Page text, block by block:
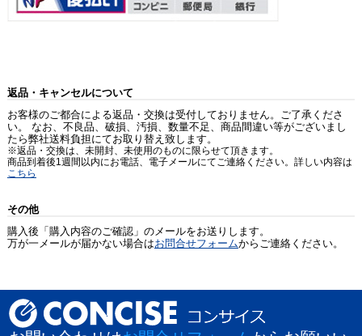
返品・キャンセルについて
お客様のご都合による返品・交換は受付しておりません。ご了承くださ
い。 なお、不良品、破損、汚損、数量不足、商品間違い等がございまし
たら弊社送料負担にてお取り替え致します。
※返品・交換は、未開封、未使用のものに限らせて頂きます。
商品到着後1週間以内にお電話、電子メールにてご連絡ください。詳しい内容は
こちら
その他
購入後「購入内容のご確認」のメールをお送りします。
万が一メールが届かない場合はお問合せフォームからご連絡ください。